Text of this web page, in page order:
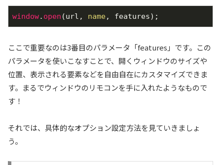
window. open (url, name, features);
ここで重要なのは3番目のパラメータ「features」です。この
パラメータを使いこなすことで、開くウィンドウのサイズや
位置、表示される要素などを自由自在にカスタマイズできま
す。まるでウィンドウのリモコンを手に入れたようなもので
す！
それでは、具体的なオプション設定方法を見ていきましょ
う。